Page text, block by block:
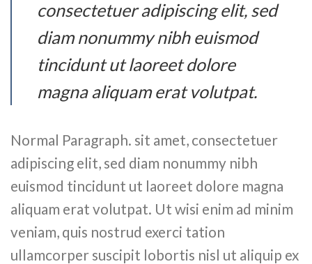
consectetuer adipiscing elit, sed
diam nonummy nibh euismod
tincidunt ut laoreet dolore
magna aliquam erat volutpat.
Normal Paragraph. sit amet, consectetuer
adipiscing elit, sed diam nonummy nibh
euismod tincidunt ut laoreet dolore magna
aliquam erat volutpat. Ut wisi enim ad minim
veniam, quis nostrud exerci tation
ullamcorper suscipit lobortis nisl ut aliquip ex